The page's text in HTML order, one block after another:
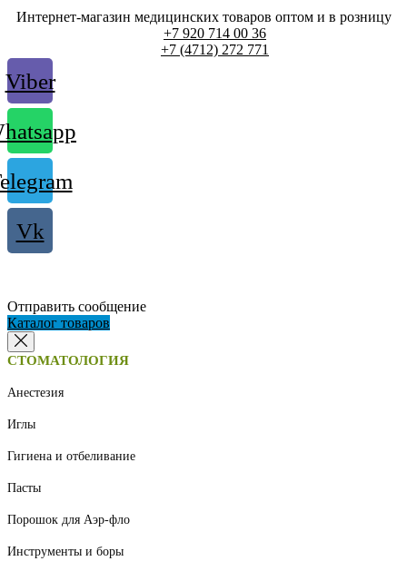
Интернет-магазин медицинских товаров оптом и в розницу
+7 920 714 00 36
+7 (4712) 272 771
Viber
Vk
Отправить сообщение
Каталог товаров
СТОМАТОЛОГИЯ
Анестезия
Иглы
Гигиена и отбеливание
Пасты
Порошок для Аэр-фло
Инструменты и боры